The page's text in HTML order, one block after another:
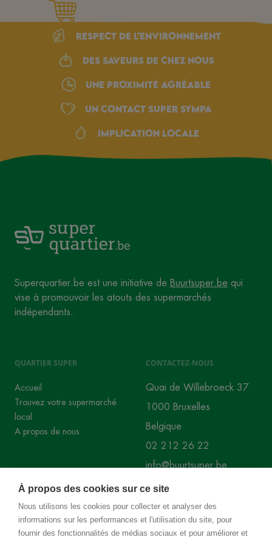
À propos des cookies sur ce site
Nous utilisons les cookies pour collecter et analyser des
informations sur les performances et l'utilisation du site, pour
fournir des fonctionnalités de médias sociaux et pour améliorer et
Respect de l’environnement
Des saveurs de chez nous
une proximité agréable
Un Contact Super Sympa
Implication locale
Superquartier.be est une initiative de Buurtsuper.be qui
vise à promouvoir les atouts des supermarchés
indépendants.
QUARTIER SUPER
Accueil
Trouvez votre supermarché
local
A propos de nous
CONTACTEZ-NOUS
Quai de Willebroeck 37
1000 Bruxelles
Belgique
02 212 26 22
info@buurtsuper.be
RÉSEAUX SOCIAUX
Instagram Facebook